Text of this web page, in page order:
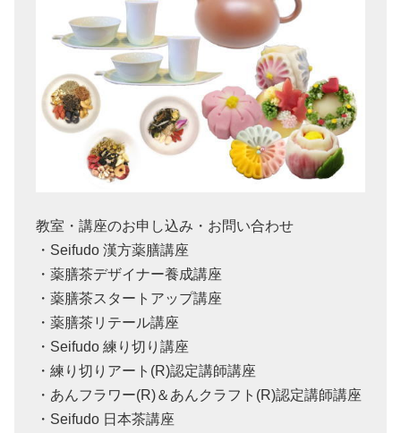
教室・講座のお申し込み・お問い合わせ
・Seifudo 漢方薬膳講座
・薬膳茶デザイナー養成講座
・薬膳茶スタートアップ講座
・薬膳茶リテール講座
・Seifudo 練り切り講座
・練り切りアート(R)認定講師講座
・あんフラワー(R)＆あんクラフト(R)認定講師講座
・Seifudo 日本茶講座